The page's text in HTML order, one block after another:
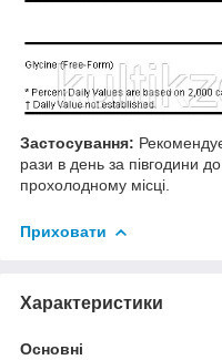
Застосування:
рази в день за півгодини до
прохолодному місці.
Приховати
Характеристики
Основні